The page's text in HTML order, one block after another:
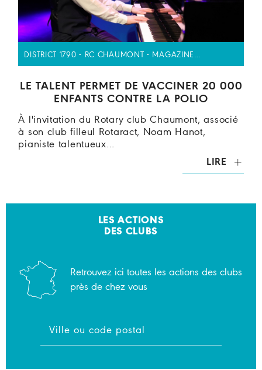
DISTRICT 1790 - RC CHAUMONT - MAGAZINE…
LE TALENT PERMET DE VACCINER 20 000
ENFANTS CONTRE LA POLIO
À l'invitation du Rotary club Chaumont, associé
à son club filleul Rotaract, Noam Hanot,
pianiste talentueux…
LIRE
LES ACTIONS
DES CLUBS
Retrouvez ici toutes les actions des clubs
près de chez vous